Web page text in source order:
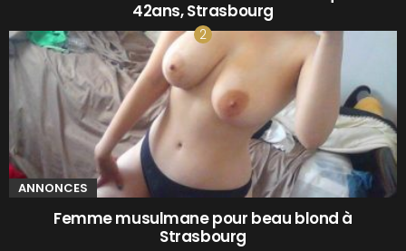
42ans, Strasbourg
ANNONCES
Femme musulmane pour beau blond à
Strasbourg